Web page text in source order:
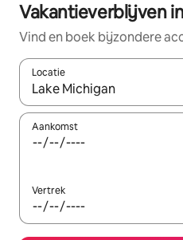
Vakantieverblijven
Vind en boek bijzondere
Locatie
Wanneer er resultaten
Aankomst
Vertrek